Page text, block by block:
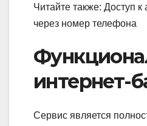
Читайте также: Доступ
через номер телефона
интернет-
Сервис является